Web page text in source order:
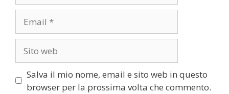
web
Salva il mio nome, email e sito web in questo
browser per la prossima volta che commento.